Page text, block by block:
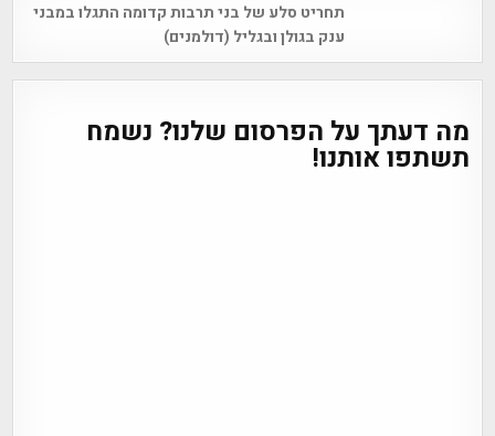
navigationתחריט סלע של בני תרבות קדומה התגלו במבני
ענק בגולן ובגליל (דולמנים)
מה דעתך על הפרסום שלנו? נשמח
תשתפו אותנו!